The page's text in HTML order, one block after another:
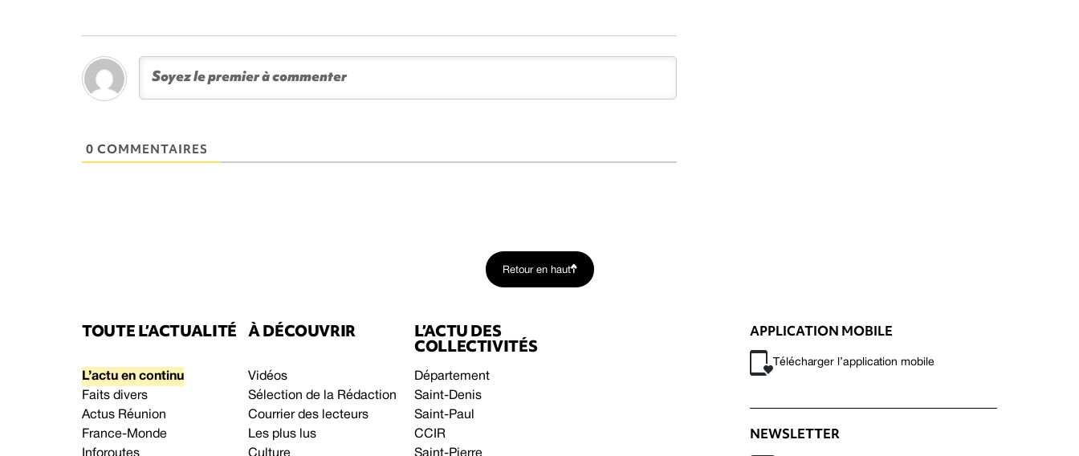
0 COMMENTAIRES
Retour en haut
TOUTE L’ACTUALITÉ
L’actu en continu
Faits divers
Actus Réunion
France-Monde
Inforoutes
À DÉCOUVRIR
Vidéos
Sélection de la Rédaction
Courrier des lecteurs
Les plus lus
Culture
L’ACTU DES
COLLECTIVITÉS
Département
Saint-Denis
Saint-Paul
CCIR
Saint-Pierre
APPLICATION MOBILE
Télécharger l’application mobile
NEWSLETTER